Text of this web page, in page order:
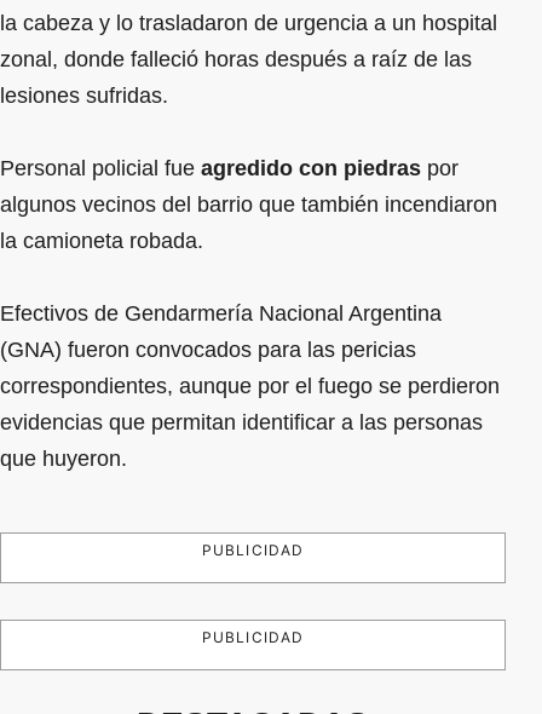
la cabeza y lo trasladaron de urgencia a un hospital
zonal, donde falleció horas después a raíz de las
lesiones sufridas.
Personal policial fue agredido con piedras por
algunos vecinos del barrio que también incendiaron
la camioneta robada.
Efectivos de Gendarmería Nacional Argentina
(GNA) fueron convocados para las pericias
correspondientes, aunque por el fuego se perdieron
evidencias que permitan identificar a las personas
que huyeron.
PUBLICIDAD
PUBLICIDAD